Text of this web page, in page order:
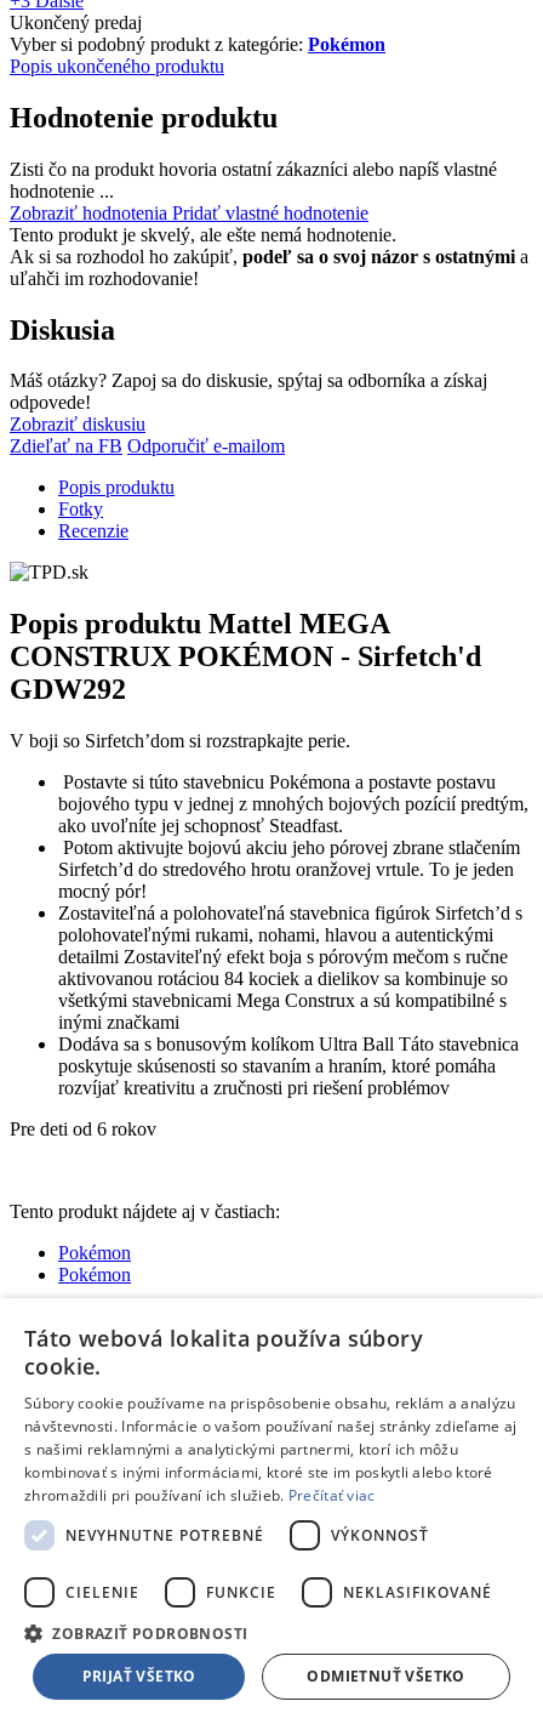
Ukončený predaj
Vyber si podobný produkt z kategórie: Pokémon
Popis ukončeného produktu
Hodnotenie produktu
Zisti čo na produkt hovoria ostatní zákazníci alebo napíš vlastné
hodnotenie ...
Zobraziť hodnotenia Pridať vlastné hodnotenie
Tento produkt je skvelý, ale ešte nemá hodnotenie.
Ak si sa rozhodol ho zakúpiť, podeľ sa o svoj názor s ostatnými a
uľahči im rozhodovanie!
Diskusia
Máš otázky? Zapoj sa do diskusie, spýtaj sa odborníka a získaj
odpovede!
Zobraziť diskusiu
Zdieľať na FB Odporučiť e-mailom
Popis produktu
Fotky
Recenzie
Popis produktu Mattel MEGA
CONSTRUX POKÉMON - Sirfetch'd
GDW292
V boji so Sirfetch’dom si rozstrapkajte perie.
Postavte si túto stavebnicu Pokémona a postavte postavu
bojového typu v jednej z mnohých bojových pozícií predtým,
ako uvoľníte jej schopnosť Steadfast.
Potom aktivujte bojovú akciu jeho pórovej zbrane stlačením
Sirfetch’d do stredového hrotu oranžovej vrtule. To je jeden
mocný pór!
Zostaviteľná a polohovateľná stavebnica figúrok Sirfetch’d s
polohovateľnými rukami, nohami, hlavou a autentickými
detailmi Zostaviteľný efekt boja s pórovým mečom s ručne
aktivovanou rotáciou 84 kociek a dielikov sa kombinuje so
všetkými stavebnicami Mega Construx a sú kompatibilné s
inými značkami
Dodáva sa s bonusovým kolíkom Ultra Ball Táto stavebnica
poskytuje skúsenosti so stavaním a hraním, ktoré pomáha
rozvíjať kreativitu a zručnosti pri riešení problémov
Pre deti od 6 rokov
Tento produkt nájdete aj v častiach:
Pokémon
Pokémon
Žiadne dostupné recenzie
Pridať hodnotenie
Hodnotenie produktu:Mattel MEGA CONSTRUX POKÉMON
- Sirfetch'd GDW292
Tvoj email:
Tvoje meno:
Email nebude zverejnený
Ochrana osobných údajov
Táto webová lokalita používa súbory
cookie.
Súbory cookie používame na prispôsobenie obsahu, reklám a analýzu
návštevnosti. Informácie o vašom používaní našej stránky zdieľame aj
s našimi reklamnými a analytickými partnermi, ktorí ich môžu
kombinovať s inými informáciami, ktoré ste im poskytli alebo ktoré
zhromaždili pri používaní ich služieb. Prečítať viac
NEVYHNUTNE POTREBNÉ
VÝKONNOSŤ
CIELENIE FUNKCIE NEKLASIFIKOVANÉ
ZOBRAZIŤ PODROBNOSTI
PRIJAŤ VŠETKO ODMIETNUŤ VŠETKO